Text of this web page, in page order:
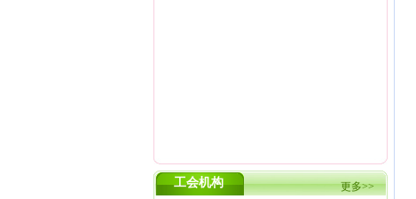
更多>>
工会机构